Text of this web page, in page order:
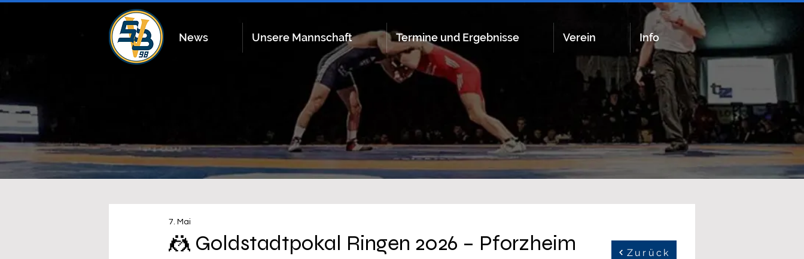
News Unsere Mannschaft Termine und Ergebnisse Verein Info
🤼 Goldstadtpokal Ringen 2026 – Pforzheim
7. Mai
Zurück